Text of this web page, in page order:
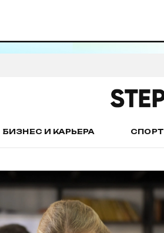
БИЗНЕС И КАРЬЕРА СПОРТ